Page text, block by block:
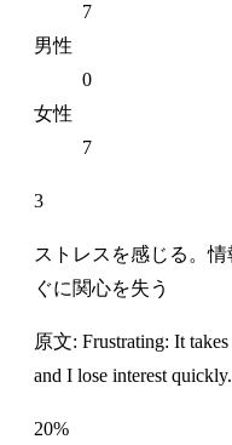
7
男性
0
女性
7
3
ストレスを感じる。
ぐに関心を失う
原文: Frustrating: It
and I lose interest quickly.
20%